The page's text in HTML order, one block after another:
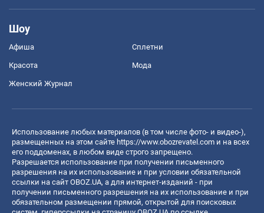
Шоу
Афиша Сплетни
Красота Мода
Женский Журнал
Использование любых материалов (в том числе фото- и видео-),
размещенных на этом сайте https://www.obozrevatel.com и на всех
его поддоменах, в любом виде строго запрещено.
Разрешается использование при получении письменного
разрешения на их использование и при условии обязательной
ссылки на сайт OBOZ.UA, а для интернет-изданий - при
получении письменного разрешения на их использование и при
обязательном размещении прямой, открытой для поисковых